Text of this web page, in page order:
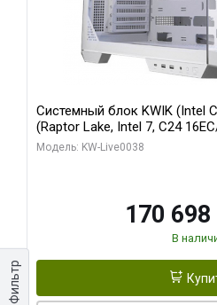
Фильтр
Системный блок KWIK (Intel
(Raptor Lake, Intel 7, C24
модуля)/ Gigabyte RX9070XT
Модель: KW-Live0038
170 698
В